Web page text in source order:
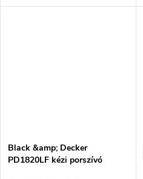
Black &amp; Decker
PD1820LF kézi porszívó